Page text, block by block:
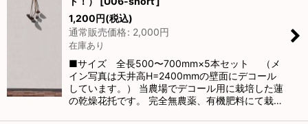
1,200円(税込)
通常販売価格: 2,000円
在庫あり
■サイズ 全長500〜700mm×5本セット （メ
イン写真は天井高H=2400mmの壁面にデコール
しています。） 当農場でデコール用に栽培した蓮
の乾燥花托です。 完全無農薬、有機肥料にて栽…